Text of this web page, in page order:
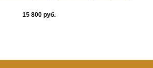
15 800 руб.